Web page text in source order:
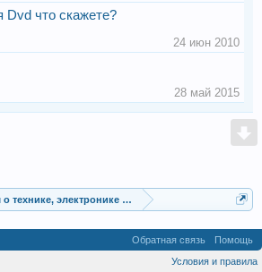
Dvd что скажете?
24 июн 2010
28 май 2015
технике, электронике и гаджетах
Обратная связь
Помощь
Условия и правила